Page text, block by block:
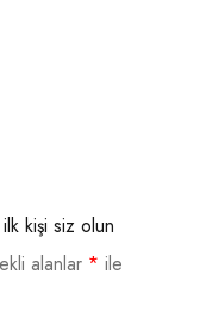
kişi siz olun
alanlar * ile